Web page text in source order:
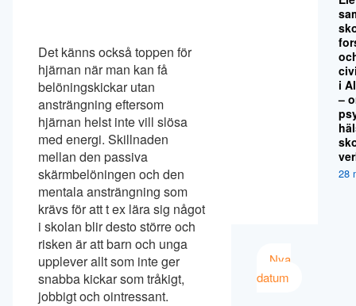
Det känns också toppen för
hjärnan när man kan få
belöningskickar utan
ansträngning eftersom
hjärnan helst inte vill slösa
med energi. Skillnaden
mellan den passiva
skärmbelöningen och den
mentala ansträngning som
krävs för att t ex lära sig något
i skolan blir desto större och
risken är att barn och unga
upplever allt som inte ger
snabba kickar som tråkigt,
jobbigt och ointressant.
i
–
28
Nya
datum